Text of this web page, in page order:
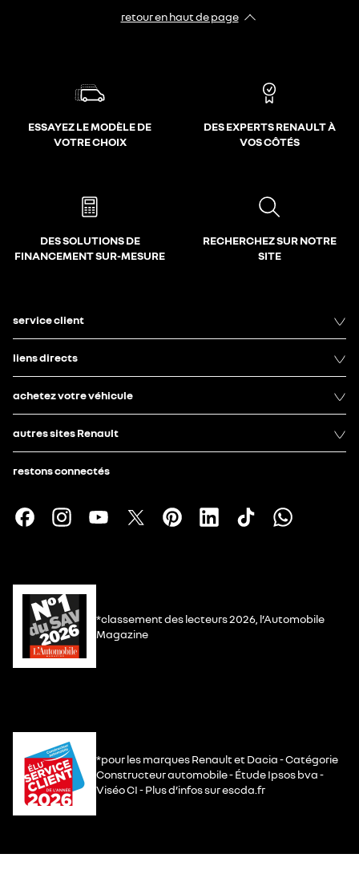
retour en haut de page​
ESSAYEZ LE MODÈLE DE
VOTRE CHOIX
DES EXPERTS RENAULT À
VOS CÔTÉS
DES SOLUTIONS DE
FINANCEMENT SUR-MESURE
RECHERCHEZ SUR NOTRE
SITE
service client
liens directs
achetez votre véhicule
autres sites Renault
restons connectés
*classement des lecteurs 2026, l’Automobile
Magazine
*pour les marques Renault et Dacia - Catégorie
Constructeur automobile - Étude Ipsos bva -
Viséo CI - Plus d’infos sur escda.fr